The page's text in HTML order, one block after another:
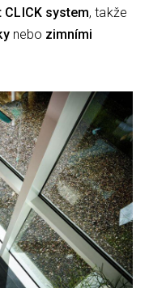
CLICK system, takže
nebo zimními